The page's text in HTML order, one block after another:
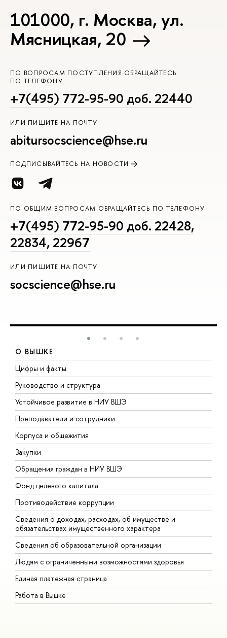
101000, г. Москва, ул.
Мясницкая, 20
ПО ВОПРОСАМ ПОСТУПЛЕНИЯ ОБРАЩАЙТЕСЬ
ПО ТЕЛЕФОНУ
+7(495) 772-95-90 доб. 22440
ИЛИ ПИШИТЕ НА ПОЧТУ
abitursocscience@hse.ru
ПОДПИСЫВАЙТЕСЬ НА НОВОСТИ
ПО ОБЩИМ ВОПРОСАМ ОБРАЩАЙТЕСЬ ПО ТЕЛЕФОНУ
+7(495) 772-95-90 доб. 22428,
22834, 22967
ИЛИ ПИШИТЕ НА ПОЧТУ
socscience@hse.ru
О ВЫШКЕ
Цифры и факты
Руководство и структура
Устойчивое развитие в НИУ ВШЭ
Преподаватели и сотрудники
Корпуса и общежития
Закупки
Обращения граждан в НИУ ВШЭ
Фонд целевого капитала
Противодействие коррупции
Сведения о доходах, расходах, об имуществе и
обязательствах имущественного характера
Сведения об образовательной организации
Людям с ограниченными возможностями здоровья
Единая платежная страница
Работа в Вышке